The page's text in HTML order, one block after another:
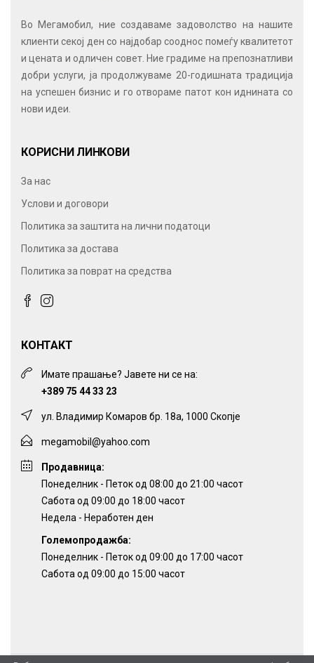
Во Мегамобил, ние создаваме задоволство на нашите
клиенти секој ден со најдобар сооднос помеѓу квалитетот
и цената и одличен совет. Ние градиме на препознатливи
добри услуги, ја продолжуваме 20-годишната традиција
на успешен бизнис и го отвораме патот кон иднината со
нови идеи.
КОРИСНИ ЛИНКОВИ
За нас
Услови и договори
Политика за заштита на лични податоци
Политика за достава
Политика за поврат на средства
КОНТАКТ
Имате прашање? Јавете ни се на:
+389 75 44 33 23
ул. Владимир Комаров бр. 18а, 1000 Скопје
megamobil@yahoo.com
Продавница:
Понеделник - Петок од 08:00 до 21:00 часот
Сабота од 09:00 до 18:00 часот
Недела - Неработен ден
Големопродажба:
Понеделник - Петок од 09:00 до 17:00 часот
Сабота од 09:00 до 15:00 часот